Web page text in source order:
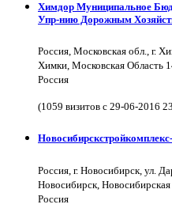
Химдор Муниципальное
Упр-нию Дорожным
Россия, Московская обл., г.
Химки, Московская Область
Россия
(1059 визитов с 29-06-2016
Россия, г. Новосибирск, ул.
Новосибирск,
Россия